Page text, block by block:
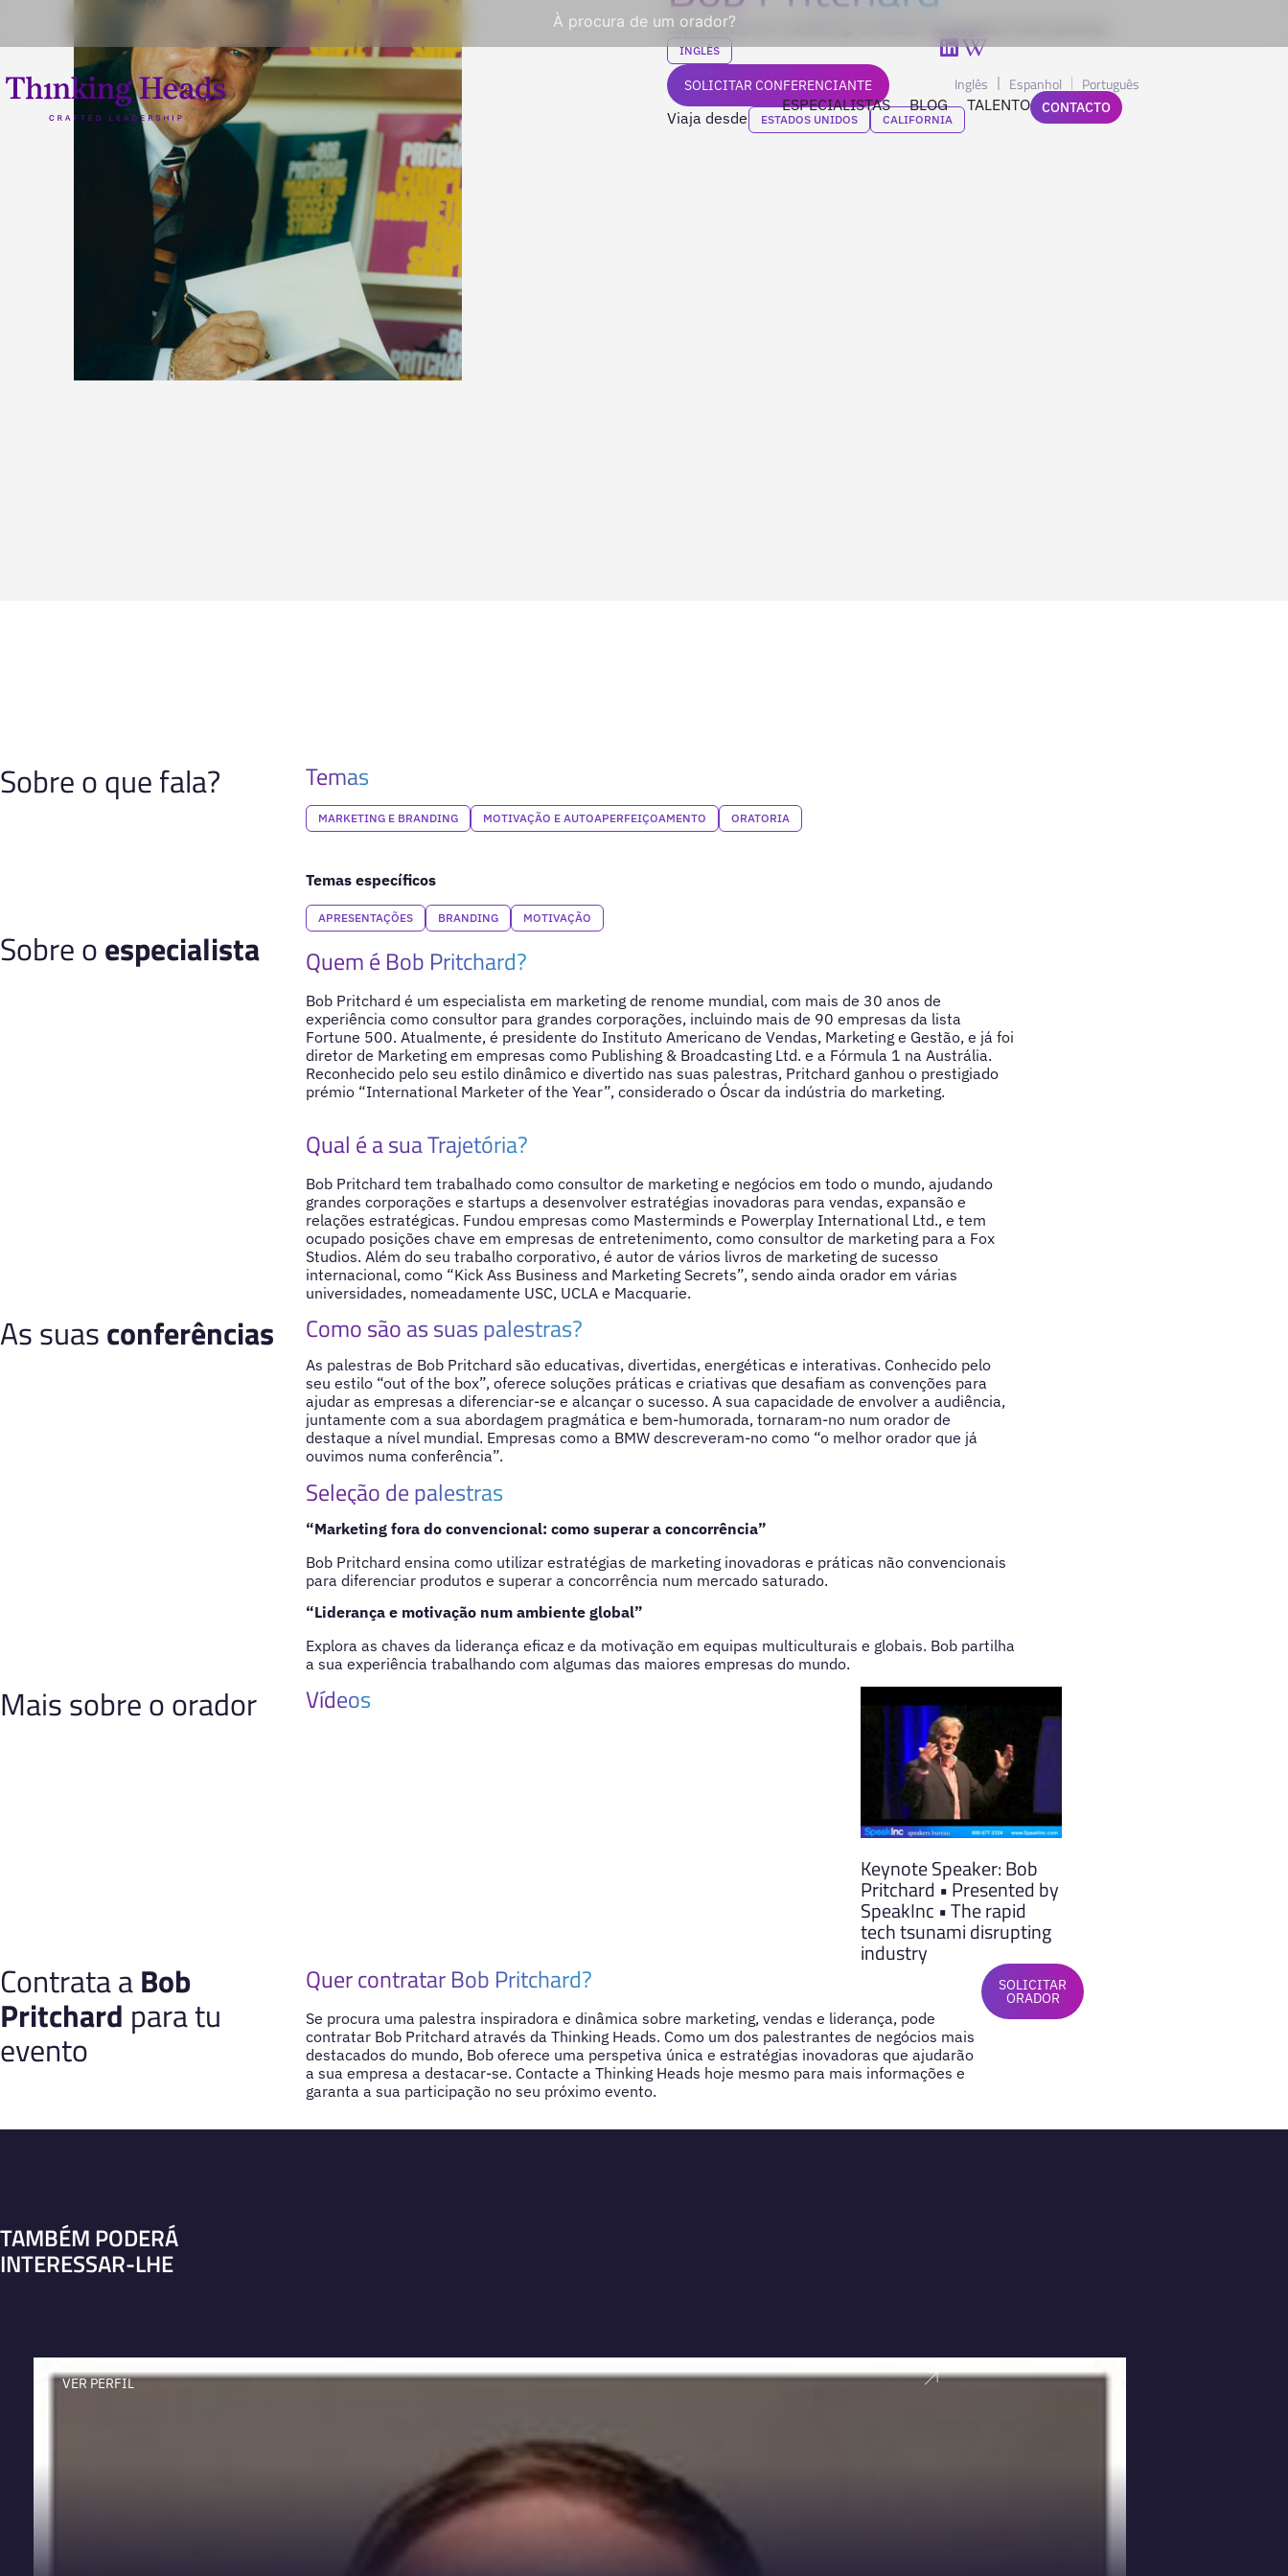
À procura de um orador?
ESPECIALISTAS BLOG TALENTO
Inglês Espanhol Português
CONTACTO
Especialista em marketing. Consultor de negócios internacional.
INGLÊS
SOLICITAR CONFERENCIANTE
Viaja desde ESTADOS UNIDOS CALIFORNIA
Sobre o que fala? Temas
MARKETING E BRANDING MOTIVAÇÃO E AUTOAPERFEIÇOAMENTO ORATORIA
Temas específicos
APRESENTAÇÕES BRANDING MOTIVAÇÃO
Sobre oespecialista Quem é Bob Pritchard?
Bob Pritchard é um especialista em marketing de renome mundial, com mais de 30 anos de
experiência como consultor para grandes corporações, incluindo mais de 90 empresas da lista
Fortune 500. Atualmente, é presidente do Instituto Americano de Vendas, Marketing e Gestão, e já foi
diretor de Marketing em empresas como Publishing & Broadcasting Ltd. e a Fórmula 1 na Austrália.
Reconhecido pelo seu estilo dinâmico e divertido nas suas palestras, Pritchard ganhou o prestigiado
prémio “International Marketer of the Year”, considerado o Óscar da indústria do marketing.
Qual é a sua Trajetória?
Bob Pritchard tem trabalhado como consultor de marketing e negócios em todo o mundo, ajudando
grandes corporações e startups a desenvolver estratégias inovadoras para vendas, expansão e
relações estratégicas. Fundou empresas como Masterminds e Powerplay International Ltd., e tem
ocupado posições chave em empresas de entretenimento, como consultor de marketing para a Fox
Studios. Além do seu trabalho corporativo, é autor de vários livros de marketing de sucesso
internacional, como “Kick Ass Business and Marketing Secrets”, sendo ainda orador em várias
universidades, nomeadamente USC, UCLA e Macquarie.
As suasconferências Como são as suas palestras?
As palestras de Bob Pritchard são educativas, divertidas, energéticas e interativas. Conhecido pelo
seu estilo “out of the box”, oferece soluções práticas e criativas que desafiam as convenções para
ajudar as empresas a diferenciar-se e alcançar o sucesso. A sua capacidade de envolver a audiência,
juntamente com a sua abordagem pragmática e bem-humorada, tornaram-no num orador de
destaque a nível mundial. Empresas como a BMW descreveram-no como “o melhor orador que já
ouvimos numa conferência”.
Seleção de palestras
“Marketing fora do convencional: como superar a concorrência”
Bob Pritchard ensina como utilizar estratégias de marketing inovadoras e práticas não convencionais
para diferenciar produtos e superar a concorrência num mercado saturado.
“Liderança e motivação num ambiente global”
Explora as chaves da liderança eficaz e da motivação em equipas multiculturais e globais. Bob partilha
a sua experiência trabalhando com algumas das maiores empresas do mundo.
Mais sobre o orador Vídeos
Keynote Speaker: Bob
Pritchard • Presented by
SpeakInc • The rapid
tech tsunami disrupting
industry
Contrata aBob
Pritchard para tu
evento
Quer contratar Bob Pritchard?
Se procura uma palestra inspiradora e dinâmica sobre marketing, vendas e liderança, pode
contratar Bob Pritchard através da Thinking Heads. Como um dos palestrantes de negócios mais
destacados do mundo, Bob oferece uma perspetiva única e estratégias inovadoras que ajudarão
a sua empresa a destacar-se. Contacte a Thinking Heads hoje mesmo para mais informações e
garanta a sua participação no seu próximo evento.
SOLICITAR
ORADOR
TAMBÉM PODERÁ
INTERESSAR-LHE
VER PERFIL